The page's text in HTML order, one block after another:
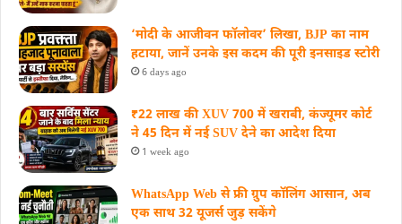
‘मोदी के आजीवन फॉलोवर’ लिखा, BJP का नाम
हटाया, जानें उनके इस कदम की पूरी इनसाइड स्‍टोरी
6 days ago
₹22 लाख की XUV 700 में खराबी, कंज्यूमर कोर्ट
ने 45 दिन में नई SUV देने का आदेश दिया
1 week ago
WhatsApp Web से फ्री ग्रुप कॉलिंग आसान, अब
एक साथ 32 यूजर्स जुड़ सकेंगे